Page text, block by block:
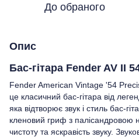
До обраного
Опис
Бас-гітара Fender AV II
Fender American Vintage '54
це класичний бас-гітара від
яка відтворює звук і стиль бас-
кленовий гриф з палісандровою
чистоту та яскравість звуку.